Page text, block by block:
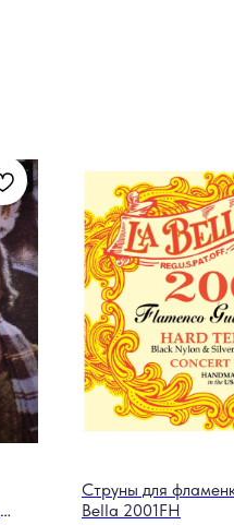
Струны для
Bella 2001FH